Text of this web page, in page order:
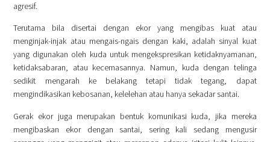
agresif.
Terutama bila disertai dengan ekor yang mengibas kuat atau
menginjak-injak atau mengais-ngais dengan kaki, adalah sinyal kuat
yang digunakan oleh kuda untuk mengekspresikan ketidaknyamanan,
ketidaksabaran, atau kecemasannya. Namun, kuda dengan telinga
sedikit mengarah ke belakang tetapi tidak tegang, dapat
mengindikasikan kebosanan, kelelehan atau hanya sekadar santai.
Gerak ekor juga merupakan bentuk komunikasi kuda, jika mereka
mengibaskan ekor dengan santai, sering kali sedang mengusir